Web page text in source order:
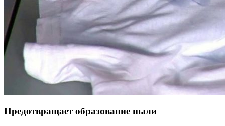
Предотвращает образование пыли